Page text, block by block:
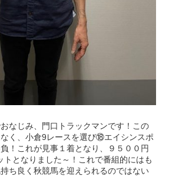
おなじみ、門口トラックマンです！この
く、小倉9レースを選び⑱エイシンスポ
！これが見事１着となり、９５００円
トとなりました～！これで番組的にはも
ち良く秋競馬を迎えられるのではない